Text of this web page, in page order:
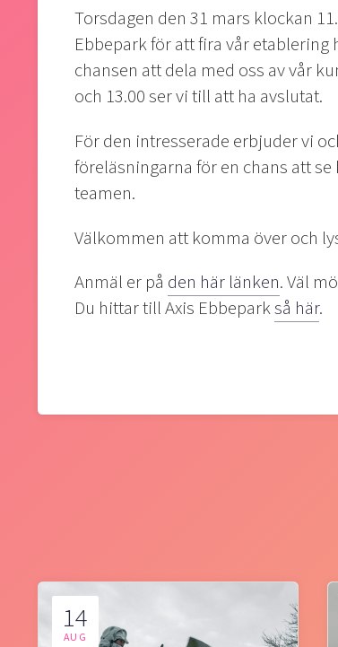
Torsdagen den 31 mars klockan
Ebbepark för att fira vår
chansen att dela med oss av vår
och 13.00 ser vi till att ha avslutat.
För den intresserade erbjuder vi
föreläsningarna för en chans att
teamen.
Välkommen att komma över och
Anmäl er på den här länken. Väl
Du hittar till Axis Ebbeparkså här.
14
AUG